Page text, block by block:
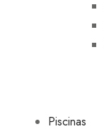
Piscinas